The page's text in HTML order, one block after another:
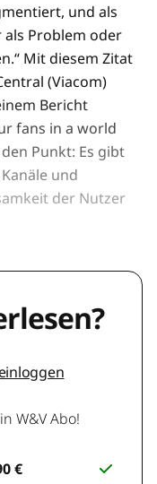
und als
Problem oder
Mit diesem Zitat
(Viacom)
Bericht
fans in a world
Punkt: Es gibt
und
der Nutzer
W&V Abo!
€